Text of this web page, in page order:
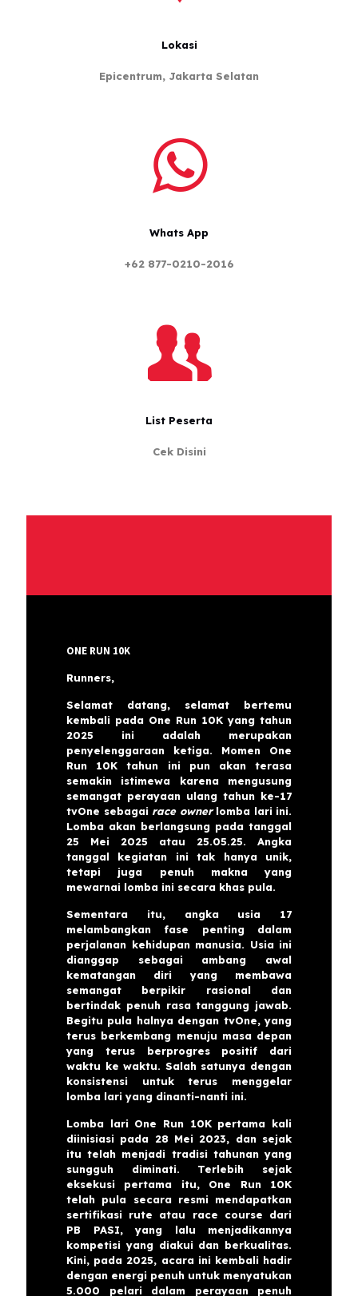
Lokasi
Epicentrum, Jakarta Selatan
Whats App
+62 877-0210-2016
List Peserta
Cek Disini
ONE RUN 10K
Runners,
Selamat datang, selamat bertemu
kembali pada One Run 10K yang tahun
2025 ini adalah merupakan
penyelenggaraan ketiga. Momen One
Run 10K tahun ini pun akan terasa
semakin istimewa karena mengusung
semangat perayaan ulang tahun ke-17
tvOne sebagai race ownerlomba lari ini.
Lomba akan berlangsung pada tanggal
25 Mei 2025 atau 25.05.25. Angka
tanggal kegiatan ini tak hanya unik,
tetapi juga penuh makna yang
mewarnai lomba ini secara khas pula.
Sementara itu, angka usia 17
melambangkan fase penting dalam
perjalanan kehidupan manusia. Usia ini
dianggap sebagai ambang awal
kematangan diri yang membawa
semangat berpikir rasional dan
bertindak penuh rasa tanggung jawab.
Begitu pula halnya dengan tvOne, yang
terus berkembang menuju masa depan
yang terus berprogres positif dari
waktu ke waktu. Salah satunya dengan
konsistensi untuk terus menggelar
lomba lari yang dinanti-nanti ini.
Lomba lari One Run 10K pertama kali
diinisiasi pada 28 Mei 2023, dan sejak
itu telah menjadi tradisi tahunan yang
sungguh diminati. Terlebih sejak
eksekusi pertama itu, One Run 10K
telah pula secara resmi mendapatkan
sertifikasi rute atau race course dari
PB PASI, yang lalu menjadikannya
kompetisi yang diakui dan berkualitas.
Kini, pada 2025, acara ini kembali hadir
dengan energi penuh untuk menyatukan
5.000 pelari dalam perayaan penuh